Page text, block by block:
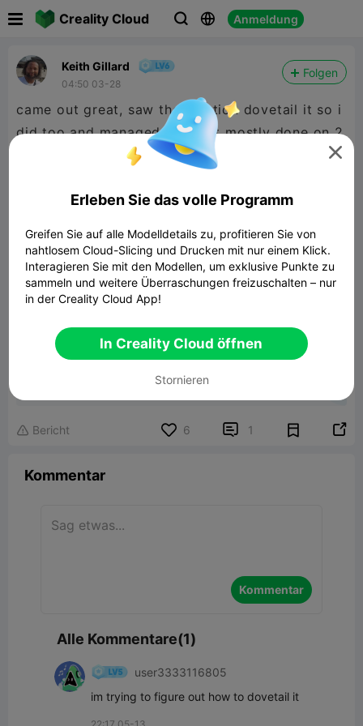
Creality Cloud   Anmeldung
Keith Gillard
04:50 03-28
Folgen
came out great, saw the mention dovetail it so i
did too and managed to get it mostly done on 2
Zugehöriges 3D-Modell
 Bericht 6  1 
Kommentar
Kommentar
Alle Kommentare(1)
user3333116805
im trying to figure out how to dovetail it

Erleben Sie das volle Programm
Greifen Sie auf alle Modelldetails zu, profitieren Sie von
nahtlosem Cloud-Slicing und Drucken mit nur einem Klick.
Interagieren Sie mit den Modellen, um exklusive Punkte zu
sammeln und weitere Überraschungen freizuschalten – nur
in der Creality Cloud App!
In Creality Cloud öffnen
Stornieren